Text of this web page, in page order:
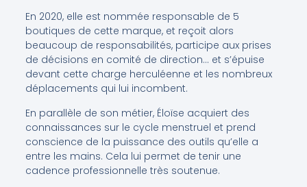
En 2020, elle est nommée responsable de 5
boutiques de cette marque, et reçoit alors
beaucoup de responsabilités, participe aux prises
de décisions en comité de direction… et s’épuise
devant cette charge herculéenne et les nombreux
déplacements qui lui incombent.
En parallèle de son métier, Éloïse acquiert des
connaissances sur le cycle menstruel et prend
conscience de la puissance des outils qu’elle a
entre les mains. Cela lui permet de tenir une
cadence professionnelle très soutenue.